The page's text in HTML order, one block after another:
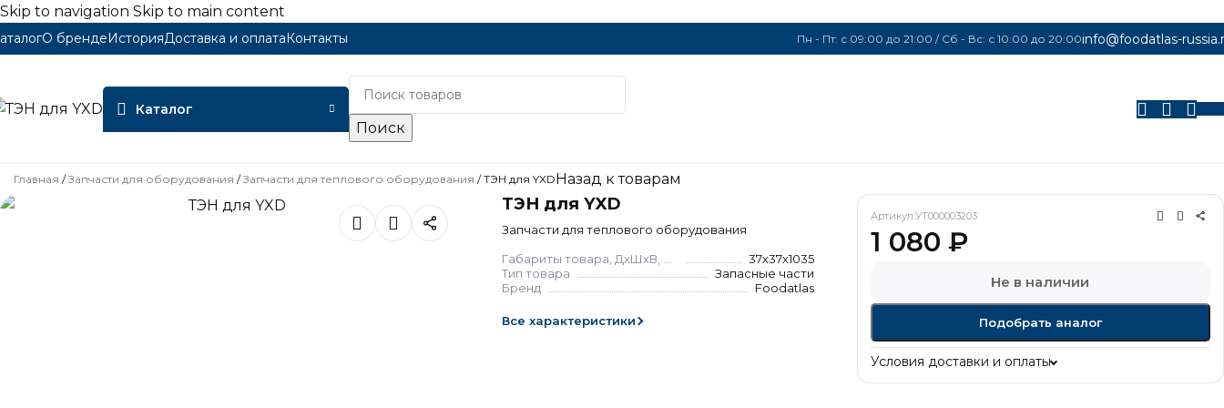
Skip to navigation Skip to main content
О брендеИсторияДоставка и оплатаКонтакты Пн - Пт: с 09:00 до 21:00 / Сб - Вс: с 10:00 до 20:00info@foodatlas-
Каталог
Поиск
Главная /Запчасти для оборудования /Запчасти для теплового оборудования /ТЭН для YXDНазад к товарам
ТЭН для YXD
Запчасти для теплового оборудования
37х37х1035
Тип товара
Запасные части
Бренд
Foodatlas
Все характеристики
Артикул:УТ000003203
1 080 ₽
Не в наличии
Подобрать аналог
Условия доставки и оплаты